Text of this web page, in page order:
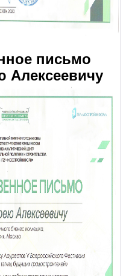
письмо
Алексеевичу